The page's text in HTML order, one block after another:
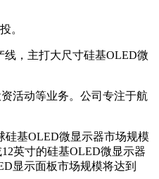
。
，主打大尺寸硅基OLED微
活动等业务‌。公司专注于航
基OLED微显示器市场规模
英寸的硅基OLED微显示器
显示面板市场规模将达到